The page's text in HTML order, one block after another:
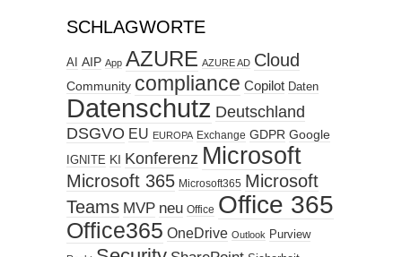
SCHLAGWORTE
AI AIP App AZURE AZURE AD Cloud
Community compliance Copilot Daten
Datenschutz Deutschland
DSGVO EU EUROPA Exchange GDPR Google
IGNITE KI Konferenz Microsoft
Microsoft 365 Microsoft365 Microsoft
Teams MVP neu Office Office 365
Office365 OneDrive Outlook Purview